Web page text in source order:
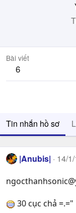
Bài viết
6
Tin nhắn hồ sơ
|Anubis| 14/
30 cục chả =.="